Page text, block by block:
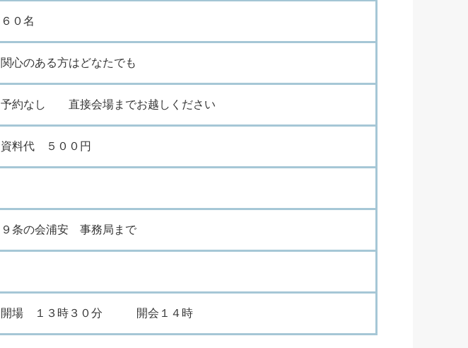
６ ０名
関心のある方はどなたでも
予約な し 直接会場ま でお越 し く ださ い
資料代 ５ ０ ０ 円
９ 条の会浦安 事務局 ま で
開場 １ ３ 時 ３ ０分 開会 １ ４ 時